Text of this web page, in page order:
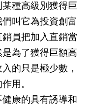
種高級別獲得巨
叫它為投資創富
員把加入直銷當
為了獲得巨額高
的只是極少數，
用。
康的具有誘導和